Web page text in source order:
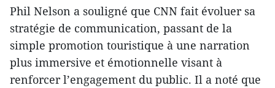
Phil Nelson a souligné que CNN fait évoluer sa
stratégie de communication, passant de la
simple promotion touristique à une narration
plus immersive et émotionnelle visant à
renforcer l’engagement du public. Il a noté que